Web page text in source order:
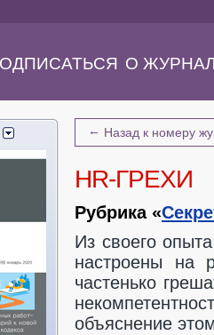
О
← Назад к номеру
HR-ГРЕХИ
Рубрика «
Из своего
настроены на
частенько
объяснение